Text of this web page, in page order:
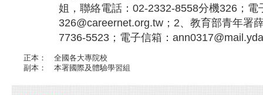
姐，聯絡電話：02-2332-8558分機326；電
326@careernet.org.tw；2、教育部青年署
7736-5523；電子信箱：
正本：
全國各大專院校
副本：
本署國際及體驗學習組